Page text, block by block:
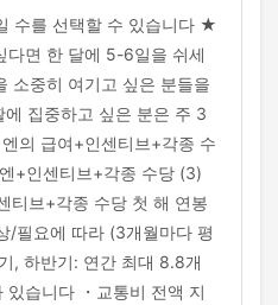
수를 선택할 수 있습니다 ★
면 한 달에 5-6일을 쉬세
소중히 여기고 싶은 분들을
집중하고 싶은 분은 주 3
의 급여+인센티브+각종 수
+인센티브+각종 수당 (3)
티브+각종 수당 첫 해 연봉
필요에 따라 (3개월마다 평
, 하반기: 연간 최대 8.8개
습니다 ・교통비 전액 지